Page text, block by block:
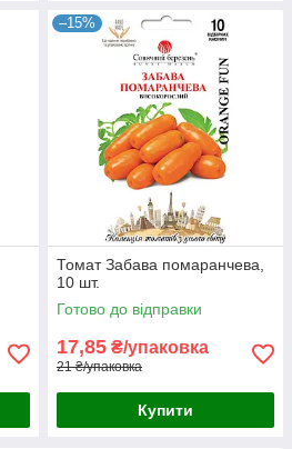
–15%
Томат Забава помаранчева,
10 шт.
Готово до відправки
17,85 ₴/упаковка
21 ₴/упаковка
Купити